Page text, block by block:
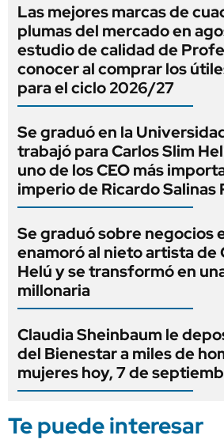
Las mejores marcas de
plumas del mercado en
estudio de calidad de
conocer al comprar los
para el ciclo 2026/27
Se graduó en la
trabajó para Carlos Slim
uno de los CEO más
imperio de Ricardo Salinas
Se graduó sobre negocios
enamoró al nieto artista de
Helú y se transformó en
millonaria
Claudia Sheinbaum le
del Bienestar a miles de
mujeres hoy, 7 de
Te puede interesar